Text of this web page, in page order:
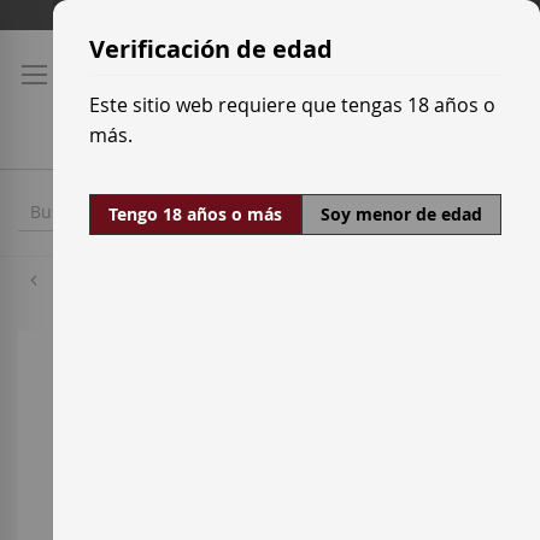
contenido
Verificación de edad
Este sitio web requiere que tengas 18 años o
más.
Tengo 18 años o más Soy menor de edad